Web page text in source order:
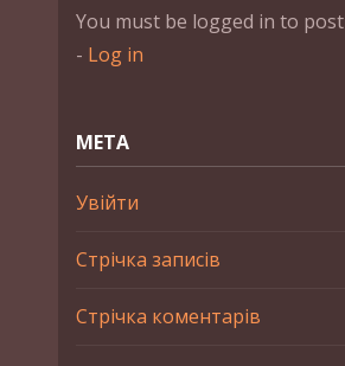
You must be logged in to
- Log in
МЕТА
Увійти
Стрічка записів
Стрічка коментарів